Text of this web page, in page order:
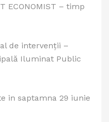
ECONOMIST – timp
de intervenții –
Iluminat Public
in saptamna 29 iunie